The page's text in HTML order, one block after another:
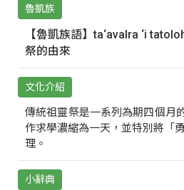
魯凱族
【魯凱族語】ta‘avalra ‘i
祭的由來
文化介紹
傳統祖靈祭是一系列為期四個月
作求學濃縮為一天，並特別將「
理。
小辭典